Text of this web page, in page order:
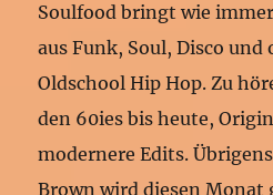
Soulfood bringt wie
aus Funk, Soul, Disco
Oldschool Hip Hop. Zu
den 60ies bis heute,
modernere Edits.
Brown wird diesen Monat